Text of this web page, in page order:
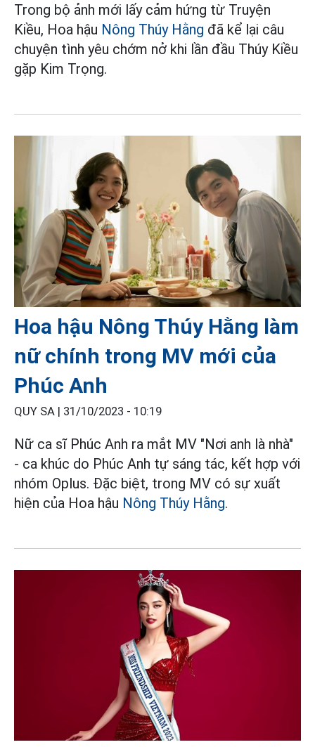
Trong bộ ảnh mới lấy cảm hứng từ Truyện
Kiều, Hoa hậu Nông Thúy Hằng đã kể lại câu
chuyện tình yêu chớm nở khi lần đầu Thúy Kiều
gặp Kim Trọng.
Hoa hậu Nông Thúy Hằng làm
nữ chính trong MV mới của
Phúc Anh
QUY SA | 31/10/2023 - 10:19
Nữ ca sĩ Phúc Anh ra mắt MV "Nơi anh là nhà"
- ca khúc do Phúc Anh tự sáng tác, kết hợp với
nhóm Oplus. Đặc biệt, trong MV có sự xuất
hiện của Hoa hậu Nông Thúy Hằng.